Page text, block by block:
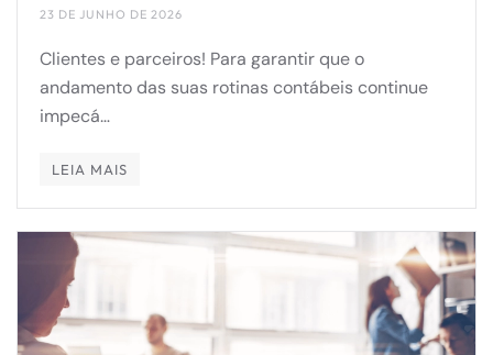
23 DE JUNHO DE 2026
Clientes e parceiros! Para garantir que o
andamento das suas rotinas contábeis continue
impecá…
LEIA MAIS